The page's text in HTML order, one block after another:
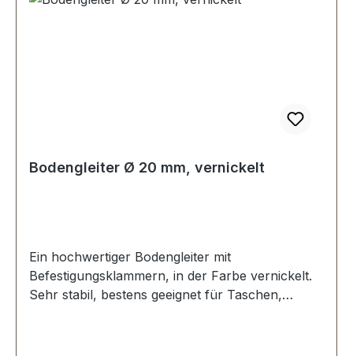
Bodengleiter Ø 20 mm, vernickelt
Ein hochwertiger Bodengleiter mit
Befestigungsklammern, in der Farbe vernickelt.
Sehr stabil, bestens geeignet für Taschen,